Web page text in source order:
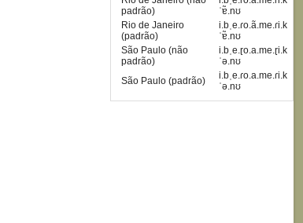
padrão)
ˈɐ̃.nʊ
Rio de Janeiro
(padrão)
i.bˌe.ɾo.ã.me.ɾi.k
ˈɐ̃.nʊ
São Paulo (não
padrão)
i.bˌe.ɽo.a.me.ɽi.k
ˈə.nʊ
São Paulo (padrão)
i.bˌe.ɾo.a.me.ɾi.k
ˈə.nʊ